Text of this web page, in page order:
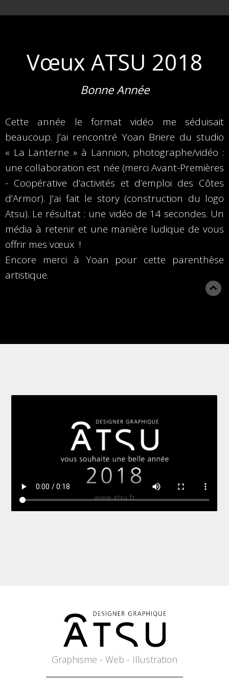
Vœux ATSU 2018
Bonne Année
Cette année le format vidéo me séduisait
beaucoup. J’ai rencontré Yoan Briere du studio
« La Lanterne » à Lannion, photographe/vidéo :
une collaboration est née (merci Avant-Premières
- Coopérative d’activités et d’emploi des Côtes
d’Armor). J’ai fait le story (construction du logo
Atsu). Le résultat : une vidéo de 14 secondes. Un
média à retenir et une manière ludique de vous
offrir mes vœux !
Encore merci à Yoan pour cette parenthèse
artistique.
Graphisme - Web - Illustration